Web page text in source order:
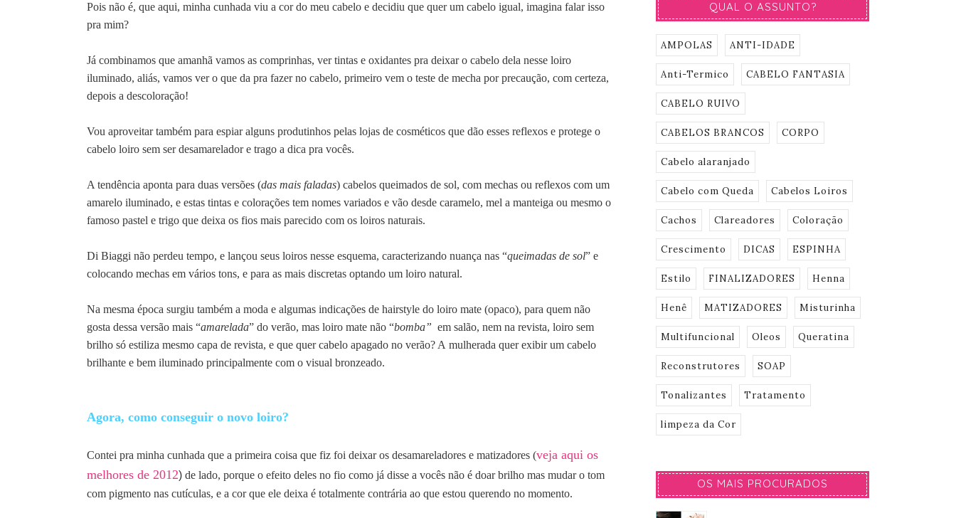
Pois não é, que aqui, minha cunhada viu a cor do meu cabelo e decidiu que quer um cabelo igual, imagina falar isso
pra mim?
Já combinamos que amanhã vamos as comprinhas, ver tintas e oxidantes pra deixar o cabelo dela nesse loiro
iluminado, aliás, vamos ver o que da pra fazer no cabelo, primeiro vem o teste de mecha por precaução, com certeza,
depois a descoloração!
Vou aproveitar também para espiar alguns produtinhos pelas lojas de cosméticos que dão esses reflexos e protege o
cabelo loiro sem ser desamarelador e trago a dica pra vocês.
A tendência aponta para duas versões (das mais faladas) cabelos queimados de sol, com mechas ou reflexos com um
amarelo iluminado, e estas tintas e colorações tem nomes variados e vão desde caramelo, mel a manteiga ou mesmo o
famoso pastel e trigo que deixa os fios mais parecido com os loiros naturais.
Di Biaggi não perdeu tempo, e lançou seus loiros nesse esquema, caracterizando nuança nas “queimadas de sol” e
colocando mechas em vários tons, e para as mais discretas optando um loiro natural.
Na mesma época surgiu também a moda e algumas indicações de hairstyle do loiro mate (opaco), para quem não
gosta dessa versão mais “amarelada” do verão, mas loiro mate não “bomba” em salão, nem na revista, loiro sem
brilho só estiliza mesmo capa de revista, e que quer cabelo apagado no verão? A mulherada quer exibir um cabelo
brilhante e bem iluminado principalmente com o visual bronzeado.
Agora, como conseguir o novo loiro?
Contei pra minha cunhada que a primeira coisa que fiz foi deixar os desamareladores e matizadores (veja aqui os
melhores de 2012) de lado, porque o efeito deles no fio como já disse a vocês não é doar brilho mas mudar o tom
com pigmento nas cutículas, e a cor que ele deixa é totalmente contrária ao que estou querendo no momento.
QUAL O ASSUNTO?
AMPOLAS ANTI-IDADE
Anti-Termico CABELO FANTASIA
CABELO RUIVO
CABELOS BRANCOS CORPO
Cabelo alaranjado
Cabelo com Queda Cabelos Loiros
Cachos Clareadores Coloração
Crescimento DICAS ESPINHA
Estilo FINALIZADORES Henna
Henê MATIZADORES Misturinha
Multifuncional Oleos Queratina
Reconstrutores SOAP
Tonalizantes Tratamento
limpeza da Cor
OS MAIS PROCURADOS